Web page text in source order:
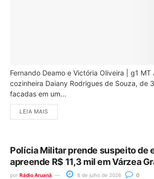
Fernando Deamo e Victória Oliveira | g1 MT
cozinheira Daiany Rodrigues de Souza, de
facadas em um...
LEIA MAIS
Polícia Militar prende suspeito de
apreende R$ 11,3 mil em Várzea
por Rádio Aruanã 8 de julho de 2026 0